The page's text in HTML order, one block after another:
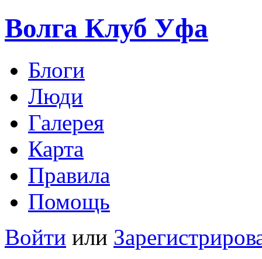
Волга Клуб Уфа
Блоги
Люди
Галерея
Карта
Правила
Помощь
Войти или